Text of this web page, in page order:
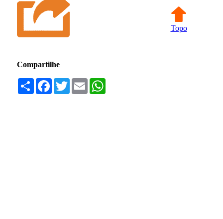
Topo
Compartilhe
Compartilhar
Facebook
TwitterEmail